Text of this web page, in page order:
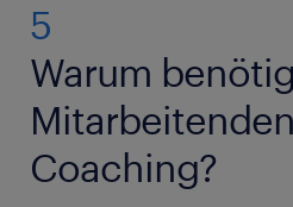
5
Warum
Coaching?